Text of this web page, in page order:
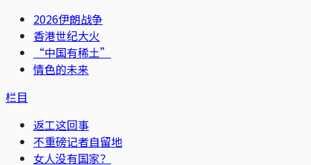
2026伊朗战争
香港世纪大火
“中国有稀土”
情色的未来
栏目
返工这回事
不重磅记者自留地
女人没有国家？